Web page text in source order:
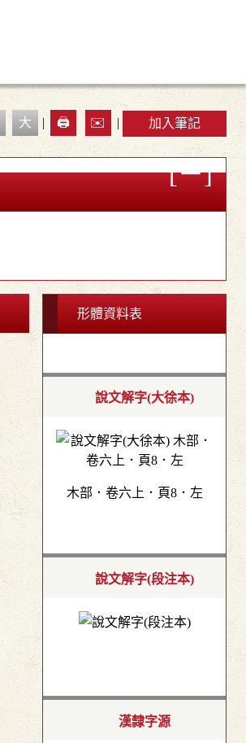
大 | 🖨️ ✉️ | 加入筆記
形體資料表
說文解字(大徐本)
木部．卷六上．頁8．左
說文解字(段注本)
漢隸字源